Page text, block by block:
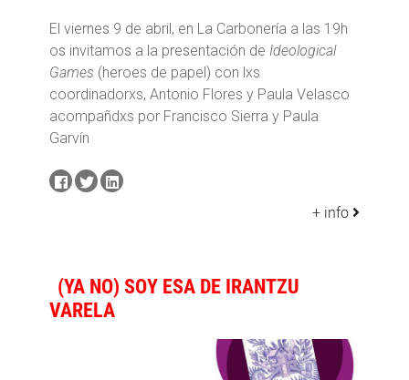
El viernes 9 de abril, en La Carbonería a las 19h
os invitamos a la presentación de Ideological
Games (heroes de papel) con lxs
coordinadorxs, Antonio Flores y Paula Velasco
acompañdxs por Francisco Sierra y Paula
Garvín
+ info
(YA NO) SOY ESA DE IRANTZU
VARELA